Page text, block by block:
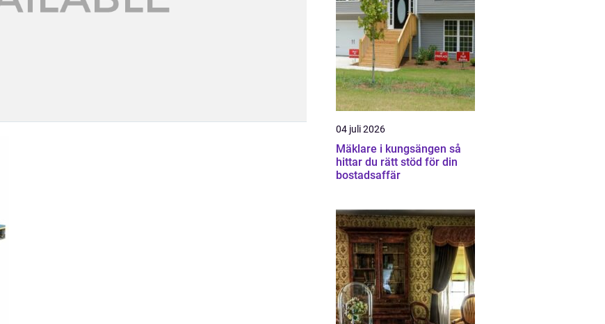
04 juli 2026
Mäklare i kungsängen så
hittar du rätt stöd för din
bostadsaffär